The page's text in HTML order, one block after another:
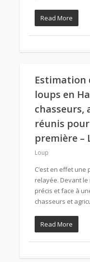
Read More
Estimation
loups en
chasseurs,
réunis
première –
Loup
C’est en effet une
relayée. Devant
précis et face à
chasseurs et
Read More